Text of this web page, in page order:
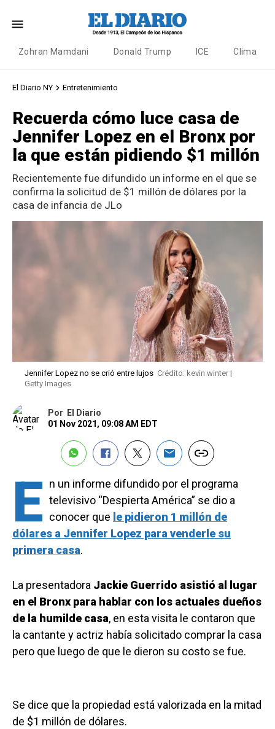
Zohran Mamdani Donald Trump ICE Clima
El Diario NY Entretenimiento
Recuerda cómo luce casa de
Jennifer Lopez en el Bronx por
la que están pidiendo $1 millón
Recientemente fue difundido un informe en el que se
confirma la solicitud de $1 millón de dólares por la
casa de infancia de JLo
Jennifer Lopez no se crió entre lujos Crédito: kevin winter |
Getty Images
Por
El Diario
01 Nov 2021, 09:08 AM EDT
E n un informe difundido por el programa
televisivo “Despierta América” se dio a
conocer que le pidieron 1 millón de
dólares a Jennifer Lopez para venderle su
primera casa.
La presentadora Jackie Guerrido asistió al lugar
en el Bronx para hablar con los actuales dueños
de la humilde casa, en esta visita le contaron que
la cantante y actriz había solicitado comprar la casa
pero que luego de que le dieron su costo se fue.
Se dice que la propiedad está valorizada en la mitad
de $1 millón de dólares.